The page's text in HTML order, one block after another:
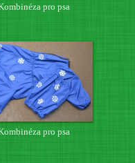
pro psa
pro psa